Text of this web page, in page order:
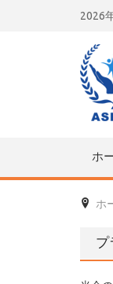
2026
ホ
ホ
プ